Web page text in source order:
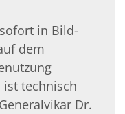
in Bild-
dem
technisch
Dr.